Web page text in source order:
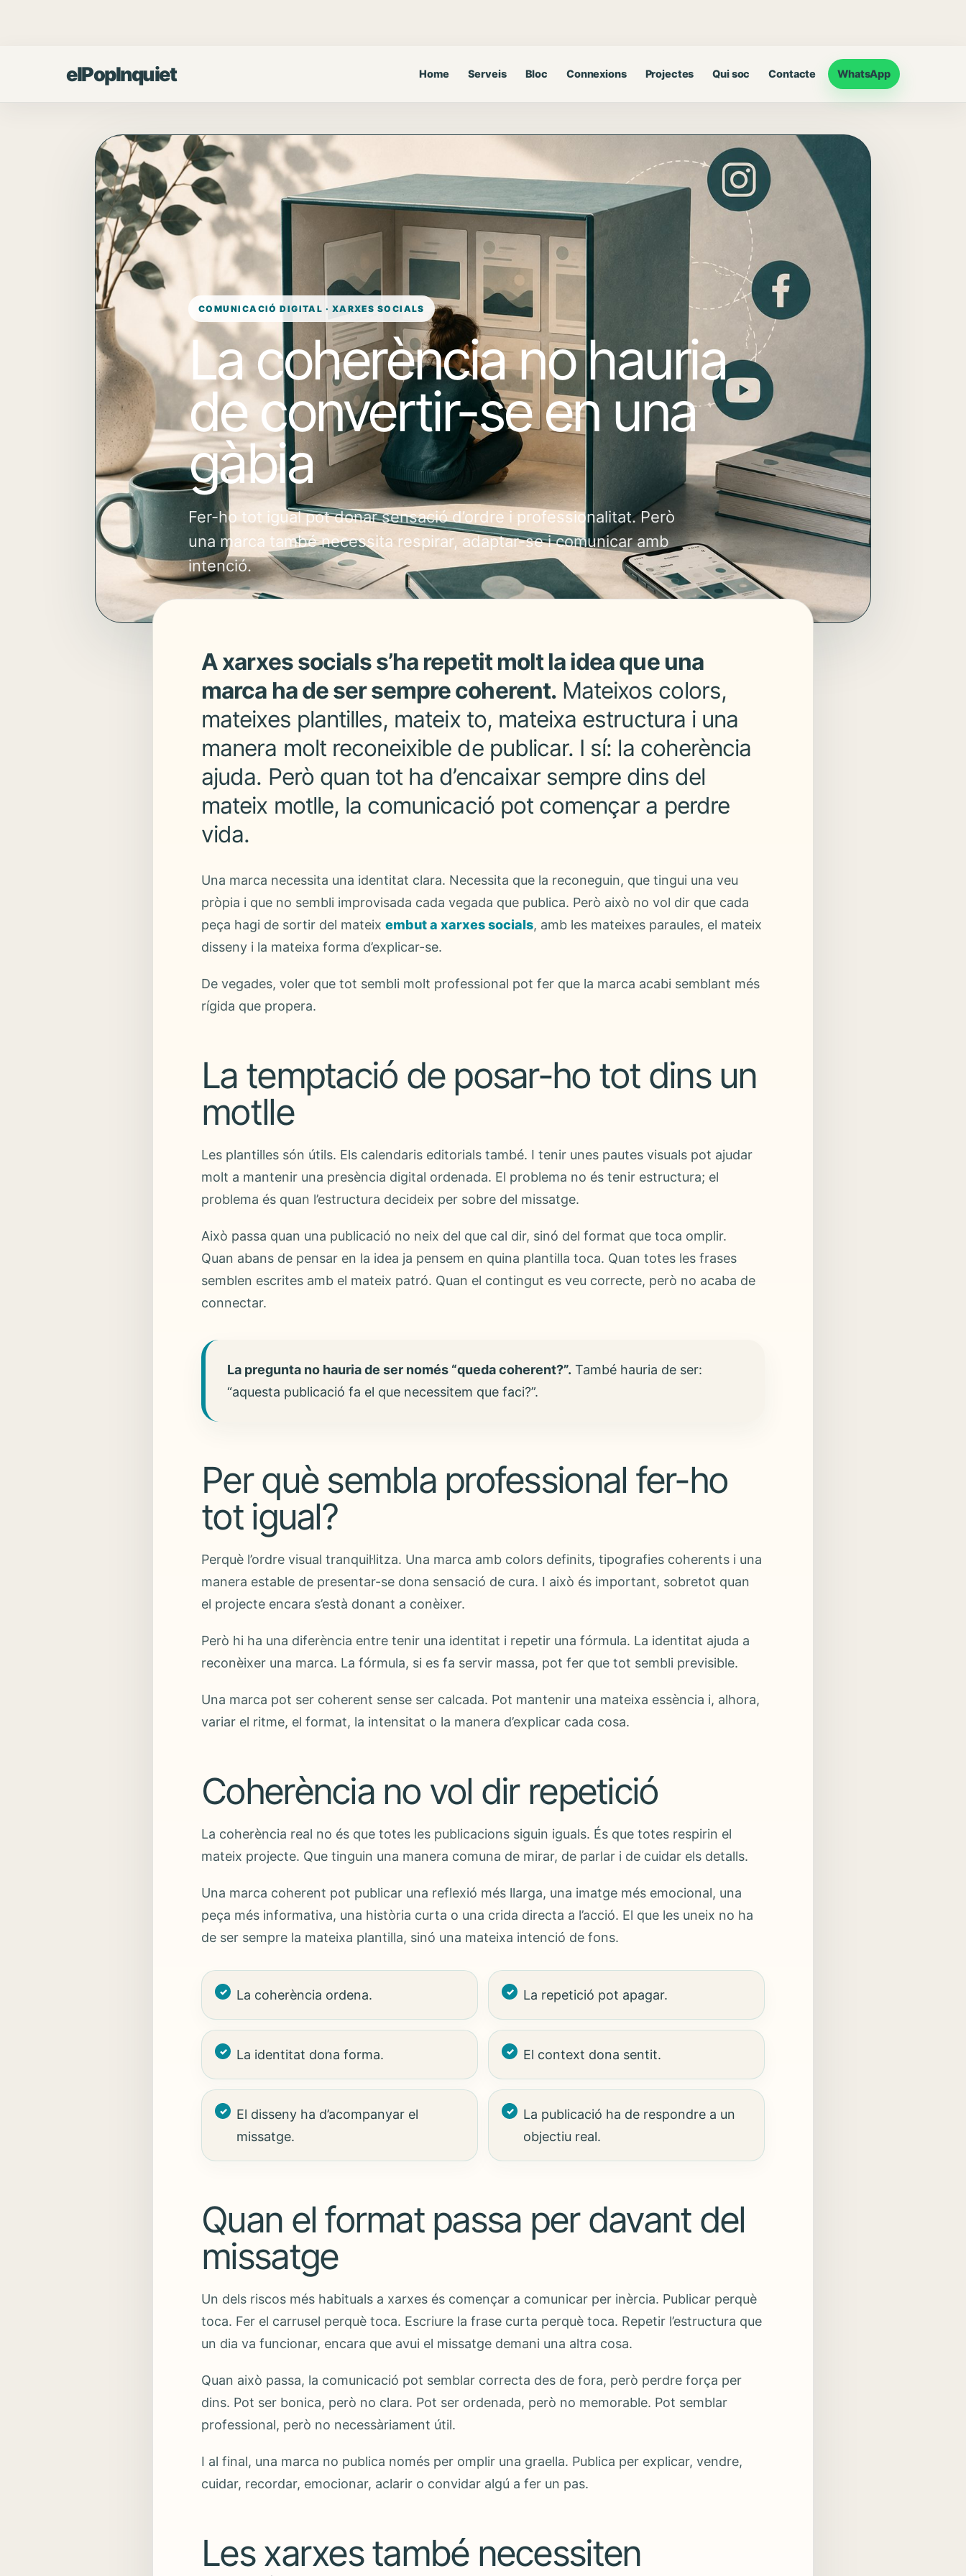
elPopInquiet Home Serveis Bloc Connexions Projectes Qui soc Contacte WhatsApp
COMUNICACIÓ DIGITAL · XARXES SOCIALS
La coherència no hauria
de convertir-se en una
gàbia
Fer-ho tot igual pot donar sensació d’ordre i professionalitat. Però
una marca també necessita respirar, adaptar-se i comunicar amb
intenció.
A xarxes socials s’ha repetit molt la idea que una
marca ha de ser sempre coherent.Mateixos colors,
mateixes plantilles, mateix to, mateixa estructura i una
manera molt reconeixible de publicar. I sí: la coherència
ajuda. Però quan tot ha d’encaixar sempre dins del
mateix motlle, la comunicació pot començar a perdre
vida.
Una marca necessita una identitat clara. Necessita que la reconeguin, que tingui una veu
pròpia i que no sembli improvisada cada vegada que publica. Però això no vol dir que cada
peça hagi de sortir del mateixembut a xarxes socials, amb les mateixes paraules, el mateix
disseny i la mateixa forma d’explicar-se.
De vegades, voler que tot sembli molt professional pot fer que la marca acabi semblant més
rígida que propera.
La temptació de posar-ho tot dins un
motlle
Les plantilles són útils. Els calendaris editorials també. I tenir unes pautes visuals pot ajudar
molt a mantenir una presència digital ordenada. El problema no és tenir estructura; el
problema és quan l’estructura decideix per sobre del missatge.
Això passa quan una publicació no neix del que cal dir, sinó del format que toca omplir.
Quan abans de pensar en la idea ja pensem en quina plantilla toca. Quan totes les frases
semblen escrites amb el mateix patró. Quan el contingut es veu correcte, però no acaba de
connectar.
La pregunta no hauria de ser només “queda coherent?”. També hauria de ser:
“aquesta publicació fa el que necessitem que faci?”.
Per què sembla professional fer-ho
tot igual?
Perquè l’ordre visual tranquil·litza. Una marca amb colors definits, tipografies coherents i una
manera estable de presentar-se dona sensació de cura. I això és important, sobretot quan
el projecte encara s’està donant a conèixer.
Però hi ha una diferència entre tenir una identitat i repetir una fórmula. La identitat ajuda a
reconèixer una marca. La fórmula, si es fa servir massa, pot fer que tot sembli previsible.
Una marca pot ser coherent sense ser calcada. Pot mantenir una mateixa essència i, alhora,
variar el ritme, el format, la intensitat o la manera d’explicar cada cosa.
Coherència no vol dir repetició
La coherència real no és que totes les publicacions siguin iguals. És que totes respirin el
mateix projecte. Que tinguin una manera comuna de mirar, de parlar i de cuidar els detalls.
Una marca coherent pot publicar una reflexió més llarga, una imatge més emocional, una
peça més informativa, una història curta o una crida directa a l’acció. El que les uneix no ha
de ser sempre la mateixa plantilla, sinó una mateixa intenció de fons.
La coherència ordena. La repetició pot apagar.
La identitat dona forma. El context dona sentit.
El disseny ha d’acompanyar el
missatge.
La publicació ha de respondre a un
objectiu real.
Quan el format passa per davant del
missatge
Un dels riscos més habituals a xarxes és començar a comunicar per inèrcia. Publicar perquè
toca. Fer el carrusel perquè toca. Escriure la frase curta perquè toca. Repetir l’estructura que
un dia va funcionar, encara que avui el missatge demani una altra cosa.
Quan això passa, la comunicació pot semblar correcta des de fora, però perdre força per
dins. Pot ser bonica, però no clara. Pot ser ordenada, però no memorable. Pot semblar
professional, però no necessàriament útil.
I al final, una marca no publica només per omplir una graella. Publica per explicar, vendre,
cuidar, recordar, emocionar, aclarir o convidar algú a fer un pas.
Les xarxes també necessiten